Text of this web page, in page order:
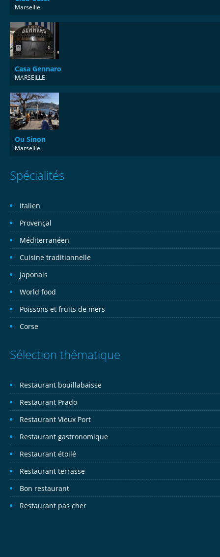
Marseille
Casa Gennaro
MARSEILLE
Ou Sinon
Marseille
Spécialités
Italien
Provençal
Méditerranéen
Cuisine traditionnelle
Japonais
World food
Poissons et fruits de mers
Corse
Sélection thématique
Restaurant bouillabaisse
Restaurant Prado
Restaurant Vieux Port
Restaurant gastronomique
Restaurant étoilé
Restaurant terrasse
Bon restaurant
Restaurant pas cher